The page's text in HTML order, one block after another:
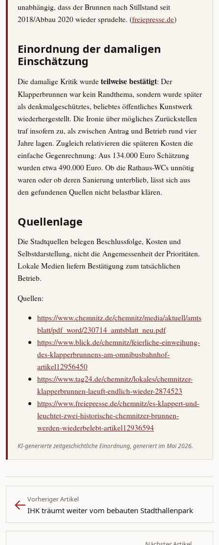
unabhängig, dass der Brunnen nach Stillstand seit
2018/Abbau 2020 wieder sprudelte. (freiepresse.de)
Einordnung der damaligen
Einschätzung
Die damalige Kritik wurdeteilweise bestätigt: Der
Klapperbrunnen war kein Randthema, sondern wurde später
als denkmalgeschütztes, beliebtes öffentliches Kunstwerk
wiederhergestellt. Die Ironie über mögliches Zurückstellen
traf insofern zu, als zwischen Antrag und Betrieb rund vier
Jahre lagen. Zugleich relativieren die späteren Kosten die
einfache Gegenrechnung: Aus 134.000 Euro Schätzung
wurden etwa 490.000 Euro. Ob die Rathaus-WCs unnötig
waren oder ob deren Sanierung unterblieb, lässt sich aus
den gefundenen Quellen nicht belastbar klären.
Quellenlage
Die Stadtquellen belegen Beschlussfolge, Kosten und
Selbstdarstellung, nicht die Angemessenheit der Prioritäten.
Lokale Medien liefern Bestätigung zum tatsächlichen
Betrieb.
Quellen:
https://www.chemnitz.de/chemnitz/media/aktuell/amts
blatt/pdf_word/230714_amtsblatt_neu.pdf
https://www.blick.de/chemnitz/feierliche-einweihung-
des-klapperbrunnens-am-omnibusbahnhof-
artikel12956450
https://www.tag24.de/chemnitz/lokales/chemnitzer-
klapperbrunnen-laeuft-endlich-wieder-2874523
https://www.freiepresse.de/chemnitz/es-klappert-und-
leuchtet-zwei-historische-chemnitzer-brunnen-
werden-wiederbelebt-artikel12936594
KI-generierte zeitgeschichtliche Einordnung, generiert im Mai 2026.
← Vorheriger Artikel
IHK träumt weiter vom bebauten Stadthallenpark